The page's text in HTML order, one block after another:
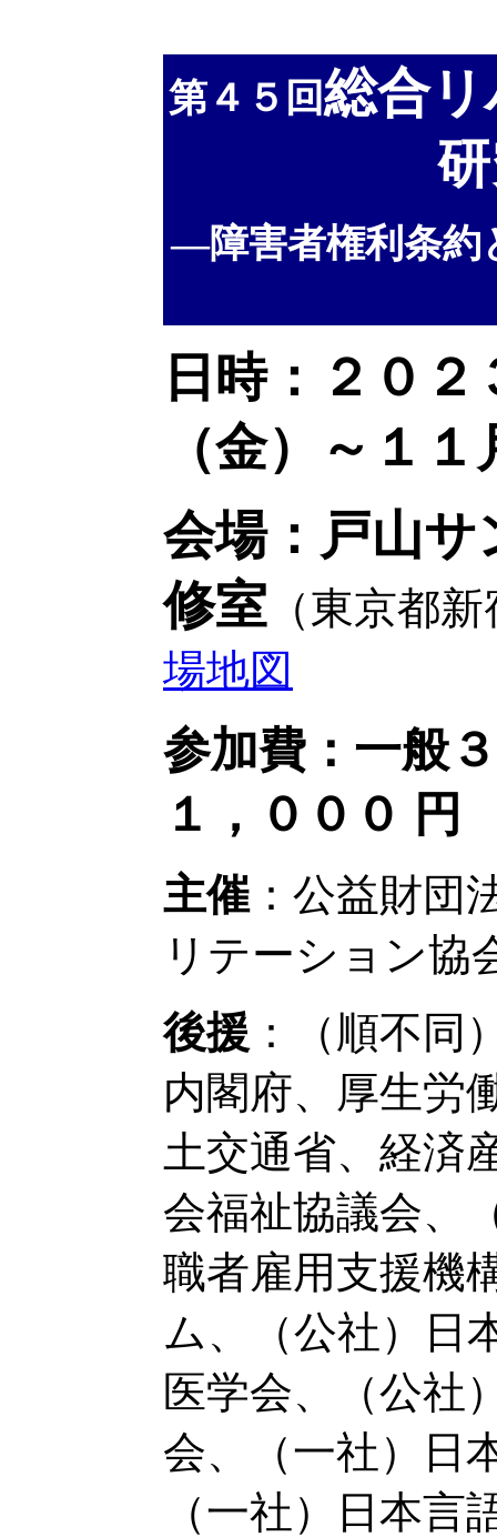
第４５回総合
―障害者権利条約
日時：２０
（金）～１
会場：戸山サ
修室 （東京都
場地図
参加費：一般
１，０００ 円
主催 ：公益財団
リテーション協
後援 ：（順不同
内閣府、厚生労
土交通省、経済
会福祉協議会、
職者雇用支援機
ム、（公社）日
医学会、（公社
会、（一社）日
（一社）日本言